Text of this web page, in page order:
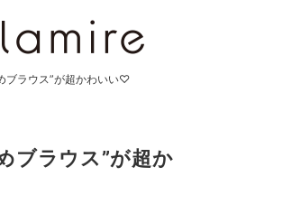
ブラウス”が超かわいい♡
ブラウス”が超か